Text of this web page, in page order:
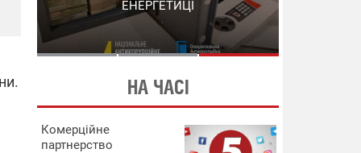
СХЕМИ В ЕНЕРГЕТИЦІ
ЕНЕРГЕТИЦІ
НА ЧАСІ
Комерційне
партнерство